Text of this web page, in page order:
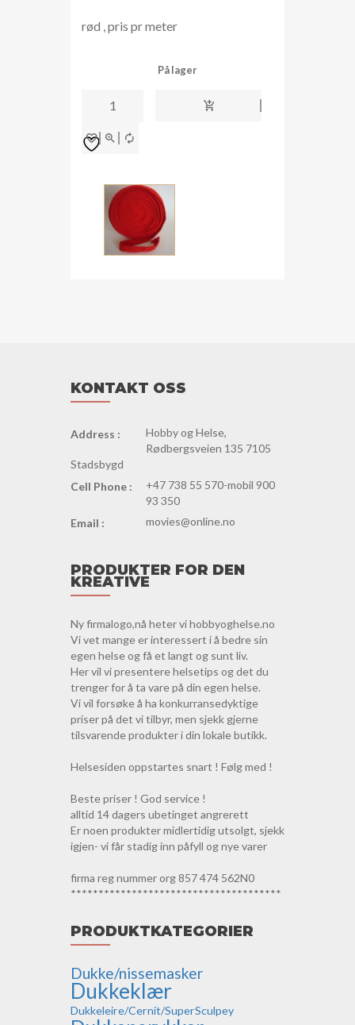
rød , pris pr meter
På lager
Tubestrikk
2,2
bred
KONTAKT OSS
Address :
Hobby og Helse,
Rødbergsveien 135 7105
Stadsbygd
Cell Phone :
+47 738 55 570-mobil 900
93 350
Email :
movies@online.no
PRODUKTER FOR DEN
KREATIVE
Ny firmalogo,nå heter vi hobbyoghelse.no
Vi vet mange er interessert i å bedre sin
egen helse og få et langt og sunt liv.
Her vil vi presentere helsetips og det du
trenger for å ta vare på din egen helse.
Vi vil forsøke å ha konkurransedyktige
priser på det vi tilbyr, men sjekk gjerne
tilsvarende produkter i din lokale butikk.
Helsesiden oppstartes snart ! Følg med !
Beste priser ! God service !
alltid 14 dagers ubetinget angrerett
Er noen produkter midlertidig utsolgt, sjekk
igjen- vi får stadig inn påfyll og nye varer
firma reg nummer org 857 474 562N0
**************************************
PRODUKTKATEGORIER
Dukke/nissemasker
Dukkeklær
Dukkeleire/Cernit/SuperSculpey